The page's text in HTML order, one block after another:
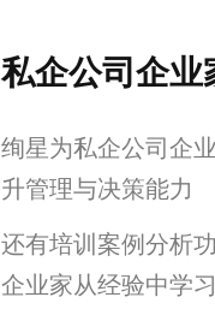
私企公司企业
绚星为私企公司企
升管理与决策能力
还有培训案例分析
企业家从经验中学